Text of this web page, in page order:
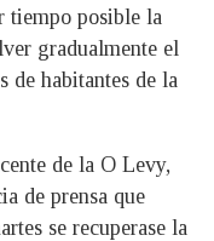
tiempo posible la
gradualmente el
de habitantes de la
de la O Levy,
de prensa que
se recuperase la